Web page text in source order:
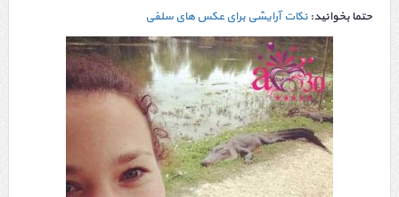
حتما بخوانید: نکات آرایشی برای عکس های سلفی